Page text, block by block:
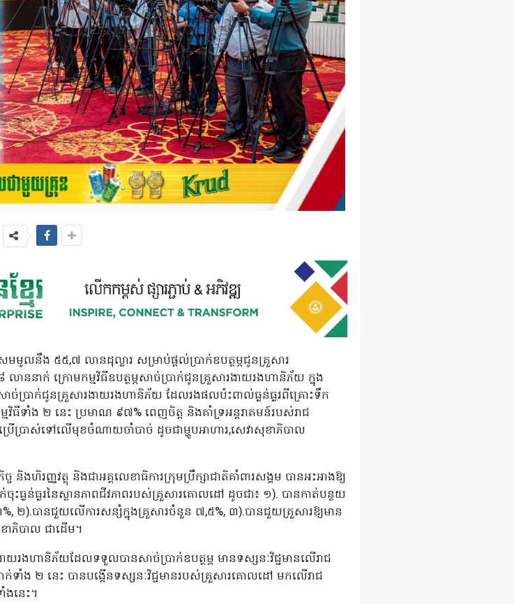
លនឹង ៥៥,៧ លានដុល្លារ សម្រាប់ផ្តល់ប្រាក់ឧបត្ថម្ភជូនគ្រួសារ
នាក់ ក្រោមកម្មវិធីឧបត្ថម្ភសាច់ប្រាក់ជូនគ្រួសារងាយរងហានិភ័យ ក្នុង
ប្រាក់ជូនគ្រួសារងាយរងហានិភ័យ ដែលរងផលប៉ះពាល់ធ្ងន់ធ្ងរពីគ្រោះទឹក
វិធីទាំង ២ នេះ ប្រមាណ ៩៧% ពេញចិត្ត និងគាំទ្រអន្តរាគមន៍របស់រាជ
ប្រើប្រាស់ទៅលើមុខចំណាយចាំបាច់ ដូចជាម្ហូបអាហារ,សេវាសុខាភិបាល
ងហិរញ្ញវត្ថុ និងជាអគ្គលេខាធិការក្រុមប្រឹក្សាជាតិគាំពារសង្គម បានអះអាងឱ្យ
ក់ចុះធ្ងន់ធ្ងរនៃស្ថានភាពជីវភាពរបស់គ្រួសារគោលដៅ ដូចជា៖ ១). បានកាត់បន្ថយ
២).បានជួយលើការសន្សំក្នុងគ្រួសារចំនួន ៧,៥%, ៣).បានជួយគ្រួសារឱ្យមាន
ខាភិបាល ជាដើម។
យរងហានិភ័យដែលទទួលបានសាច់ប្រាក់ឧបត្ថម្ភ មានទស្សនៈវិជ្ជមានលើរាជ
ាក់ទាំង ២ នេះ បានបង្កើនទស្សនៈវិជ្ជមានរបស់គ្រួសារគោលដៅ មកលើរាជ
ងនេះ។